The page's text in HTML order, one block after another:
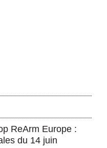
ReArm Europe :
du 14 juin